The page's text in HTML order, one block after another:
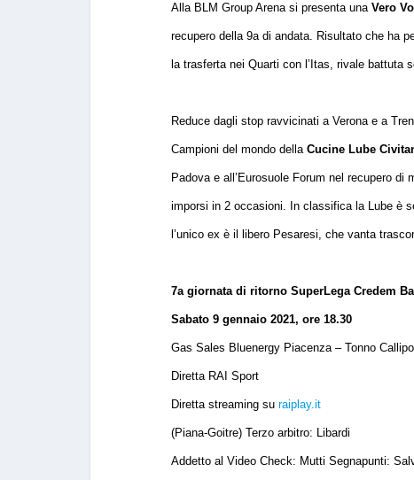
Alla BLM Group Arena si presenta unaVero
recupero della 9a di andata. Risultato che ha
la trasferta nei Quarti con l’Itas, rivale
Reduce dagli stop ravvicinati a Verona e a
Campioni del mondo dellaCucine Lube
Padova e all’Eurosuole Forum nel recupero
imporsi in 2 occasioni. In classifica la Lube è
l’unico ex è il libero Pesaresi, che vanta
7a giornata di ritorno SuperLega Credem
Sabato 9 gennaio 2021, ore 18.30
Gas Sales Bluenergy Piacenza – Tonno
Diretta RAI Sport
Diretta streaming suraiplay.it
(Piana-Goitre) Terzo arbitro: Libardi
Addetto al Video Check: Mutti Segnapunti: